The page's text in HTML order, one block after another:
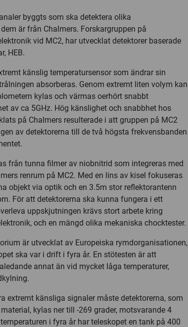
byggts som ska detektera olika
är från Chalmers. Forskargruppen på
vid MC2, har utvecklat detektorer baserade
HEB.
känslig temperatursensor som ändrar sin
absorberas. Genom extremt liten volym kan
kylas och värmas oerhört snabbt
av ca 5GHz. Hög känslighet och snabbhet hos
på Chalmers resulterade i att gruppen på MC2
av detektorerna till de två högsta frekvensbanden
från tunna filmer av niobnitrid som integreras med
renrum på MC2. Med en lins av kisel fokuseras
objekt via optik och en 3.5m stor reflektorantenn
För att detektorerna ska kunna fungera i ett
uppskjutningen krävs stort arbete kring
och en mängd olika mekaniska chocktester.
är utvecklat av Europeiska rymdorganisationen,
ska var i drift i fyra år. En stötesten är att
annat än vid mycket låga temperaturer,
extremt känsliga signaler måste detektorerna, som
kylas ner till -269 grader, motsvarande 4
i fyra år har teleskopet en tank på 400